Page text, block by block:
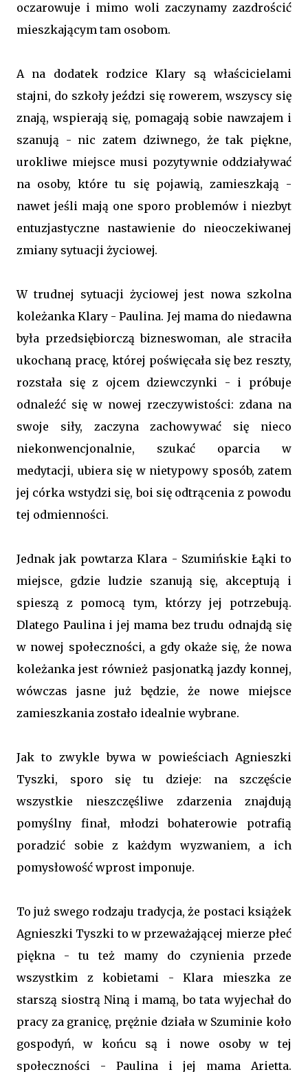
oczarowuje i mimo woli zaczynamy zazdrościć
mieszkającym tam osobom.
A na dodatek rodzice Klary są właścicielami
stajni, do szkoły jeździ się rowerem, wszyscy się
znają, wspierają się, pomagają sobie nawzajem i
szanują - nic zatem dziwnego, że tak piękne,
urokliwe miejsce musi pozytywnie oddziaływać
na osoby, które tu się pojawią, zamieszkają -
nawet jeśli mają one sporo problemów i niezbyt
entuzjastyczne nastawienie do nieoczekiwanej
zmiany sytuacji życiowej.
W trudnej sytuacji życiowej jest nowa szkolna
koleżanka Klary - Paulina. Jej mama do niedawna
była przedsiębiorczą bizneswoman, ale straciła
ukochaną pracę, której poświęcała się bez reszty,
rozstała się z ojcem dziewczynki - i próbuje
odnaleźć się w nowej rzeczywistości: zdana na
swoje siły, zaczyna zachowywać się nieco
niekonwencjonalnie, szukać oparcia w
medytacji, ubiera się w nietypowy sposób, zatem
jej córka wstydzi się, boi się odtrącenia z powodu
tej odmienności.
Jednak jak powtarza Klara - Szumińskie Łąki to
miejsce, gdzie ludzie szanują się, akceptują i
spieszą z pomocą tym, którzy jej potrzebują.
Dlatego Paulina i jej mama bez trudu odnajdą się
w nowej społeczności, a gdy okaże się, że nowa
koleżanka jest również pasjonatką jazdy konnej,
wówczas jasne już będzie, że nowe miejsce
zamieszkania zostało idealnie wybrane.
Jak to zwykle bywa w powieściach Agnieszki
Tyszki, sporo się tu dzieje: na szczęście
wszystkie nieszczęśliwe zdarzenia znajdują
pomyślny finał, młodzi bohaterowie potrafią
poradzić sobie z każdym wyzwaniem, a ich
pomysłowość wprost imponuje.
To już swego rodzaju tradycja, że postaci książek
Agnieszki Tyszki to w przeważającej mierze płeć
piękna - tu też mamy do czynienia przede
wszystkim z kobietami - Klara mieszka ze
starszą siostrą Niną i mamą, bo tata wyjechał do
pracy za granicę, prężnie działa w Szuminie koło
gospodyń, w końcu są i nowe osoby w tej
społeczności - Paulina i jej mama Arietta.